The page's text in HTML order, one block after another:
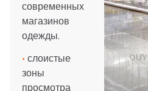
современных
магазинов
одежды.
• слоистые
зоны
просмотра